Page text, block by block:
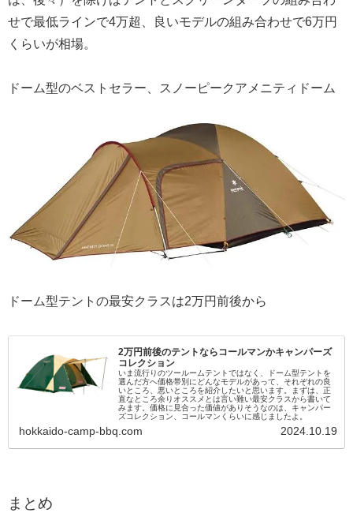
せで最低ラインで4万超、良いモデルの組み合わせで6万円
くらいが相場。
ドーム型のベストセラー、スノーピークアメニティドーム
ドーム型テントの最安クラスは2万円前後から
2万円前後のテントならコールマンかキャンパーズ
コレクション
いま流行りのツールームテントではなく、ドーム型テントを
選んだ方へ価格帯別にどんなモデルがあって、それぞれの良
いところ、悪いところを紹介したいと思います。まずは、正
直なところ余りオススメとは言い難い最安クラスから書いて
みます。価格に見合った価値がありそうなのは、キャンパー
ズコレクション、コールマンくらいに感じましたよ。
hokkaido-camp-bbq.com 2024.10.19
まとめ